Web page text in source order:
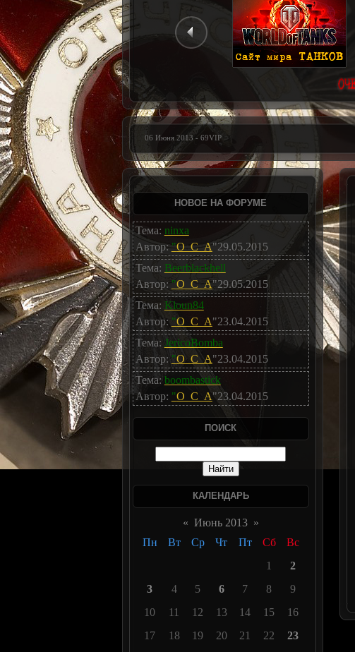
06 Июня 2013 - 69VIP
НОВОЕ НА ФОРУМЕ
Тема: ninxa
Автор: "O_C_A"29.05.2015
Тема: Beerblackhell
Автор: "O_C_A"29.05.2015
Тема: Kloun84
Автор: "O_C_A"23.04.2015
Тема: JericoBomba
Автор: "O_C_A"23.04.2015
Тема:boombastick
Автор: "O_C_A"23.04.2015
ПОИСК
КАЛЕНДАРЬ
« Июнь 2013 »
Пн
Вт Ср Чт Пт Сб
Вс
1
2
3
4 5 6 7 8
9
10
11 12 13 14 15
16
17
18 19 20 21 22
23